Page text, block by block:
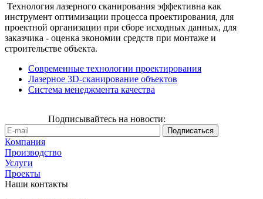
Технология лазерного сканирования эффективна как
инструмент оптимизации процесса проектирования, для
проектной организации при сборе исходных данных, для
заказчика - оценка экономии средств при монтаже и
строительстве объекта.
Современные технологии проектирования
Лазерное 3D-сканирование объектов
Система менеджмента качества
Подписывайтесь на новости:
Компания
Производство
Услуги
Проекты
Наши контакты